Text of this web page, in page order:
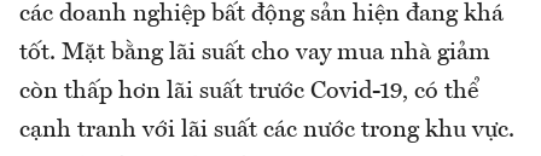
các doanh nghiệp bất động sản hiện đang khá
tốt. Mặt bằng lãi suất cho vay mua nhà giảm
còn thấp hơn lãi suất trước Covid-19, có thể
cạnh tranh với lãi suất các nước trong khu vực.